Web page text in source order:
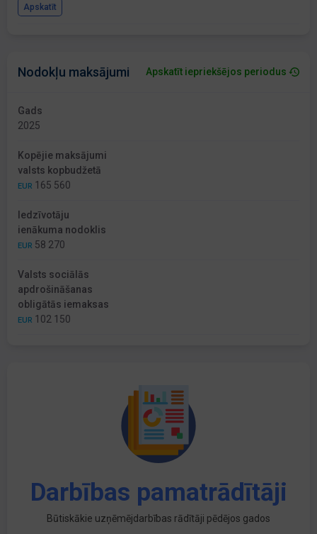
Apskatīt
Nodokļu maksājumi Apskatīt iepriekšējos periodus
Gads
2025
Kopējie maksājumi
valsts kopbudžetā
EUR 165 560
Iedzīvotāju
ienākuma nodoklis
EUR 58 270
Valsts sociālās
apdrošināšanas
obligātās iemaksas
EUR 102 150
Darbības pamatrādītāji
Būtiskākie uzņēmējdarbības rādītāji pēdējos gados